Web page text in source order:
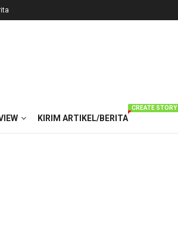
KIRIM ARTIKEL/BERITA
CREATE STORY